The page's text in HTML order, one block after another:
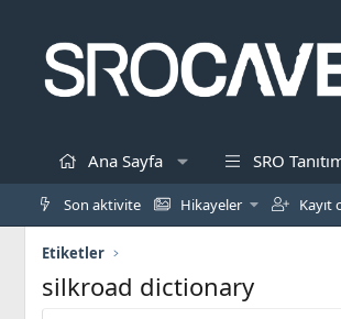
Ana Sayfa SRO
Son aktivite Hikayeler Kayıt
Etiketler
silkroad dictionary